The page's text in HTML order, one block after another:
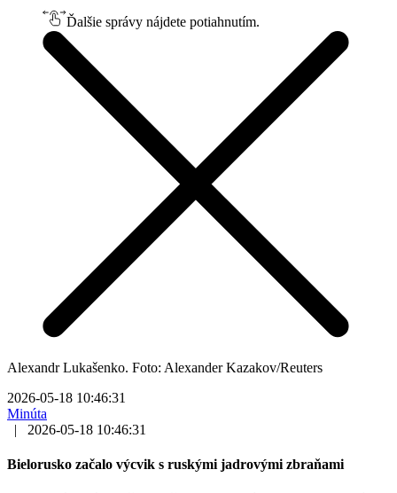
Ďalšie správy nájdete potiahnutím.
Alexandr Lukašenko. Foto: Alexander Kazakov/Reuters
2026-05-18 10:46:31
Minúta
|
2026-05-18 10:46:31
Bielorusko začalo výcvik s ruskými jadrovými zbraňami